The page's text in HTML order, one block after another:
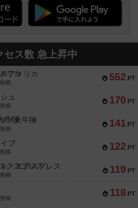
セス数 急上昇中
552 PT
アメリカ
稿
170 PT
ュ
稿
141 PT
/ 火牛陣
稿
122 PT
ブ
稿
119 PT
・エクスプレス
稿
118 PT
稿